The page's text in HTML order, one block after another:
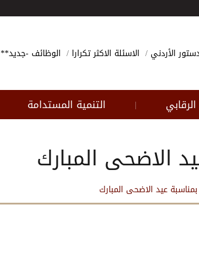
الأردني الاسئلة الاكثر تكرارا الوظائف -جديد**
| التنمية المستدامة
الاضحى المبارك
عيد الاضحى المبارك